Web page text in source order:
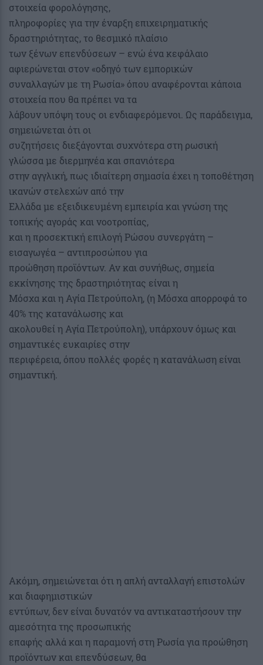
στοιχεία φορολόγησης,
πληροφορίες για την έναρξη επιχειρηματικής
δραστηριότητας, το θεσμικό πλαίσιο
των ξένων επενδύσεων – ενώ ένα κεφάλαιο
αφιερώνεται στον «οδηγό των εμπορικών
συναλλαγών με τη Ρωσία» όπου αναφέρονται κάποια
στοιχεία που θα πρέπει να τα
λάβουν υπόψη τους οι ενδιαφερόμενοι. Ως παράδειγμα,
σημειώνεται ότι οι
συζητήσεις διεξάγονται συχνότερα στη ρωσική
γλώσσα με διερμηνέα και σπανιότερα
στην αγγλική, πως ιδιαίτερη σημασία έχει η τοποθέτηση
ικανών στελεχών από την
Ελλάδα με εξειδικευμένη εμπειρία και γνώση της
τοπικής αγοράς και νοοτροπίας,
και η προσεκτική επιλογή Ρώσου συνεργάτη –
εισαγωγέα – αντιπροσώπου για
προώθηση προϊόντων. Αν και συνήθως, σημεία
εκκίνησης της δραστηριότητας είναι η
Μόσχα και η Αγία Πετρούπολη, (η Μόσχα απορροφά το
40% της κατανάλωσης και
ακολουθεί η Αγία Πετρούπολη), υπάρχουν όμως και
σημαντικές ευκαιρίες στην
περιφέρεια, όπου πολλές φορές η κατανάλωση είναι
σημαντική.
Ακόμη, σημειώνεται ότι η απλή ανταλλαγή επιστολών
και διαφημιστικών
εντύπων, δεν είναι δυνατόν να αντικαταστήσουν την
αμεσότητα της προσωπικής
επαφής αλλά και η παραμονή στη Ρωσία για προώθηση
προϊόντων και επενδύσεων, θα